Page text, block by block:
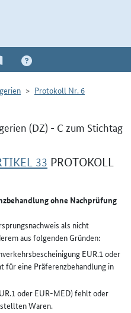
Protokoll Nr. 6
(DZ) - C zum Stichtag
33 PROTOKOLL
ohne Nachprüfung
als nicht
aus folgenden Gründen:
EUR.1 oder
für eine Präferenzbehandlung in
oder EUR-MED) fehlt oder
Waren.